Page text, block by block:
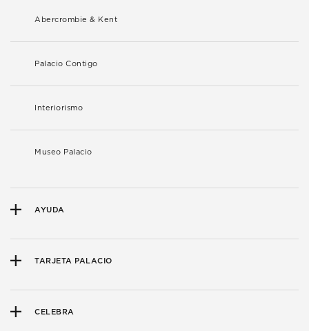
Abercrombie & Kent
Palacio Contigo
Interiorismo
Museo Palacio
AYUDA
TARJETA PALACIO
CELEBRA